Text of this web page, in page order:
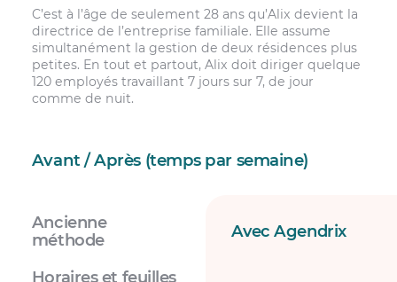
C’est à l’âge de seulement 28 ans qu’Alix devient la
directrice de l’entreprise familiale. Elle assume
simultanément la gestion de deux résidences plus
petites. En tout et partout, Alix doit diriger quelque
120 employés travaillant 7 jours sur 7, de jour
comme de nuit.
Avant / Après (temps par semaine)
Ancienne
méthode
Avec Agendrix